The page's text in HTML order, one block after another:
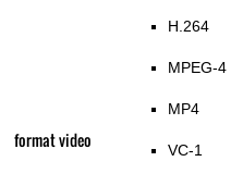
format video
H.264
MPEG-4
MP4
VC-1